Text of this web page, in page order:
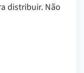
distribuir. Não